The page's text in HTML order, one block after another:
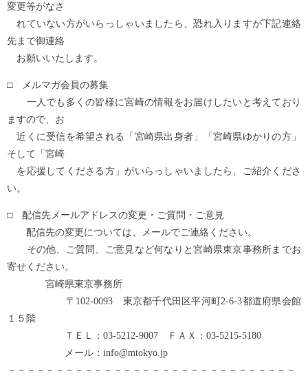
変更等がなさ
れていない方がいらっしゃいましたら、恐れ入りますが下記連絡
先まで御連絡
お願いいたします。
□ メルマガ会員の募集
一人でも多くの皆様に宮崎の情報をお届けしたいと考えており
ますので、お
近くに受信を希望される「宮崎県出身者」「宮崎県ゆかりの方」
そして「宮崎
を応援してくださる方」がいらっしゃいましたら、ご紹介くださ
い。
□ 配信先メールアドレスの変更・ご質問・ご意見
配信先の変更については、メールでご連絡ください。
その他、ご質問、ご意見など何なりと宮崎県東京事務所までお
寄せください。
宮崎県東京事務所
〒102-0093 東京都千代田区平河町2-6-3都道府県会館
１５階
ＴＥＬ：03-5212-9007 ＦＡＸ：03-5215-5180
メール：info@mtokyo.jp
－－－－－－－－－－－－－－－－－－－－－－－－－－－－－－